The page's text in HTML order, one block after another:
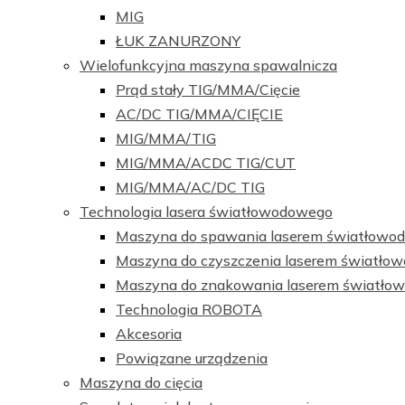
MIG
ŁUK ZANURZONY
Wielofunkcyjna maszyna spawalnicza
Prąd stały TIG/MMA/Cięcie
AC/DC TIG/MMA/CIĘCIE
MIG/MMA/TIG
MIG/MMA/ACDC TIG/CUT
MIG/MMA/AC/DC TIG
Technologia lasera światłowodowego
Maszyna do spawania laserem
Maszyna do czyszczenia laserem
Maszyna do znakowania laserem
Technologia ROBOTA
Akcesoria
Powiązane urządzenia
Maszyna do cięcia